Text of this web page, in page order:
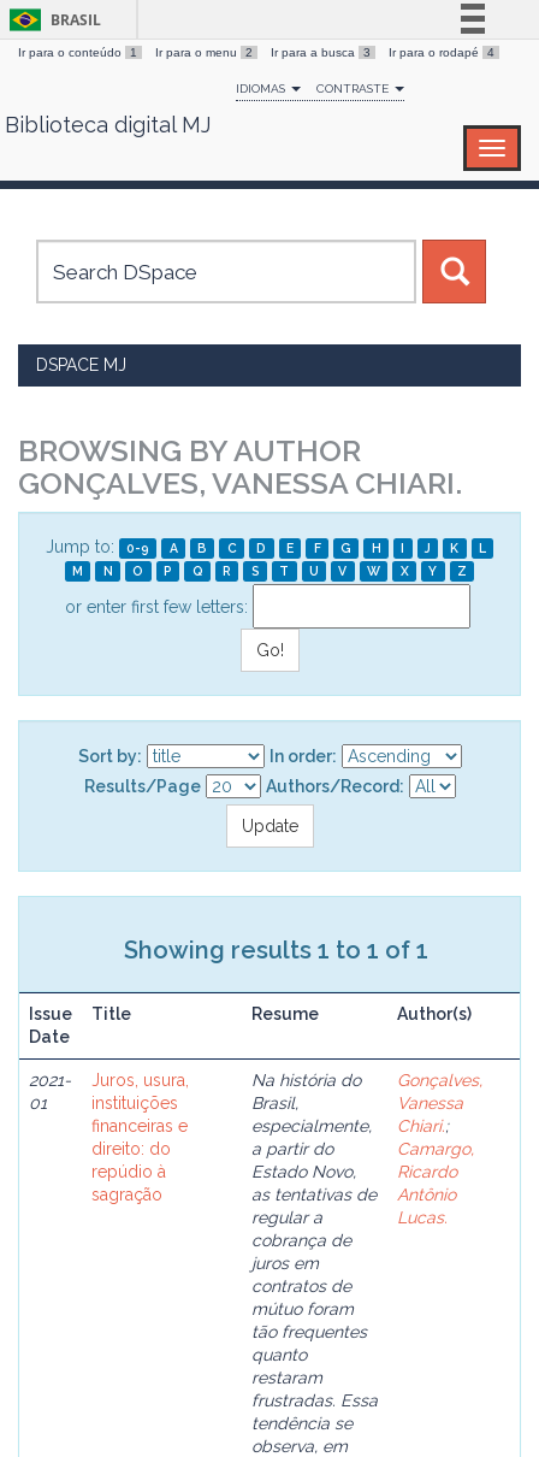
Skip
BRASIL
Simplifique!
Comunica BR
Canais
Ir para o conteúdo 1 Ir para o menu 2 Ir para a busca 3 Ir para o rodapé 4
IDIOMAS CONTRASTE
Biblioteca digital MJ
DSPACE MJ
BROWSING BY AUTHOR
GONÇALVES, VANESSA CHIARI.
Jump to: 0-9 A B C D E F G H I J K
L
M
N O P Q R S T U V W X Y Z
or enter first few letters:
Sort by:
In order:
Results/Page
Authors/Record:
Showing results 1 to 1 of 1
Issue
Date
Title Resume Author(s)
2021-
01
Juros, usura,
instituições
financeiras e
direito: do
repúdio à
sagração
Na história do
Brasil,
especialmente,
a partir do
Estado Novo,
as tentativas de
regular a
cobrança de
juros em
contratos de
mútuo foram
tão frequentes
quanto
restaram
frustradas. Essa
tendência se
observa, em
Gonçalves,
Vanessa
Chiari.;
Camargo,
Ricardo
Antônio
Lucas.